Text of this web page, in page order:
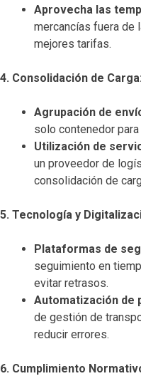
Aprovecha las
mercancías fuera de
mejores tarifas.
4. Consolidación de Carga:
Agrupación de
solo contenedor
Utilización de
un proveedor de
consolidación de
5. Tecnología y
Plataformas de
seguimiento en
evitar retrasos.
Automatización de
de gestión de
reducir errores.
6. Cumplimiento